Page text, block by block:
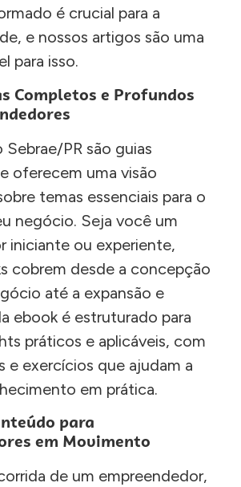
é crucial para a
e nossos artigos são uma
para isso.
Completos e Profundos
Sebrae/PR são guias
oferecem uma visão
temas essenciais para o
negócio. Seja você um
iniciante ou experiente,
cobrem desde a concepção
até a expansão e
ebook é estruturado para
práticos e aplicáveis, com
e exercícios que ajudam a
em prática.
para
em Movimento
de um empreendedor,